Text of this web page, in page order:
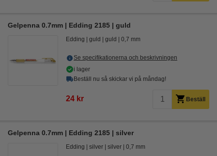
Gelpenna 0.7mm | Edding 2185 | guld
Edding guld guld 0,7 mm
Se specifikationerna och beskrivningen
i lager
Beställ nu så skickar vi på måndag!
24 kr Beställ
Gelpenna 0.7mm | Edding 2185 | silver
Edding silver silver 0,7 mm